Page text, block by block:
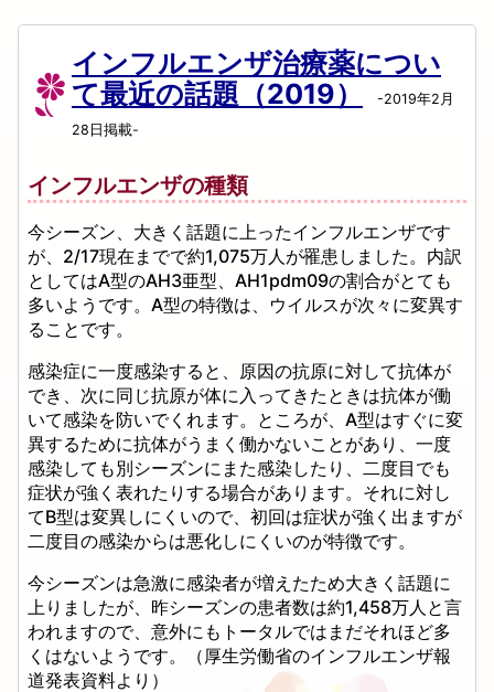
インフルエンザ治療薬につい
て最近の話題（2019）
-2019年2月
28日掲載-
インフルエンザの種類
今シーズン、大きく話題に上ったインフルエンザです
が、2/17現在までで約1,075万人が罹患しました。内訳
としてはA型のAH3亜型、AH1pdm09の割合がとても
多いようです。A型の特徴は、ウイルスが次々に変異す
ることです。
感染症に一度感染すると、原因の抗原に対して抗体が
でき、次に同じ抗原が体に入ってきたときは抗体が働
いて感染を防いでくれます。ところが、A型はすぐに変
異するために抗体がうまく働かないことがあり、一度
感染しても別シーズンにまた感染したり、二度目でも
症状が強く表れたりする場合があります。それに対し
てB型は変異しにくいので、初回は症状が強く出ますが
二度目の感染からは悪化しにくいのが特徴です。
今シーズンは急激に感染者が増えたため大きく話題に
上りましたが、昨シーズンの患者数は約1,458万人と言
われますので、意外にもトータルではまだそれほど多
くはないようです。（厚生労働省のインフルエンザ報
道発表資料より）